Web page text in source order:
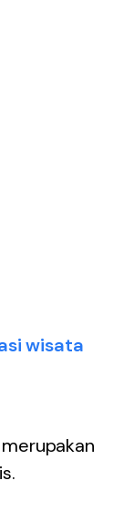
wisata